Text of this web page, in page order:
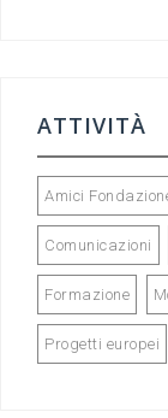
ATTIVITÀ
Amici
Comunicazioni
Formazione
Progetti europei